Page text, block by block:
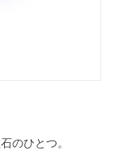
のひとつ。